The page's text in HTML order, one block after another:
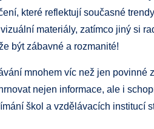
které reflektují současné
materiály, zatímco jiný si
být zábavné a rozmanité!
mnohem víc než jen povinné
nejen informace, ale i
škol a vzdělávacích institucí